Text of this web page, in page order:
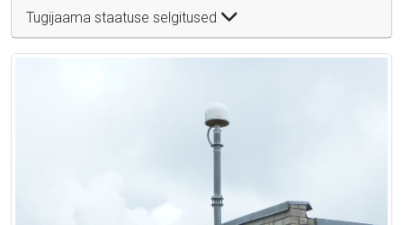
Tugijaama staatuse selgitused